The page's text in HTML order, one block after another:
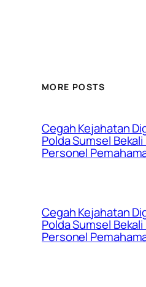
MORE POSTS
Cegah Kejahatan
Polda Sumsel Bekali
Personel
Cegah Kejahatan
Polda Sumsel Bekali
Personel